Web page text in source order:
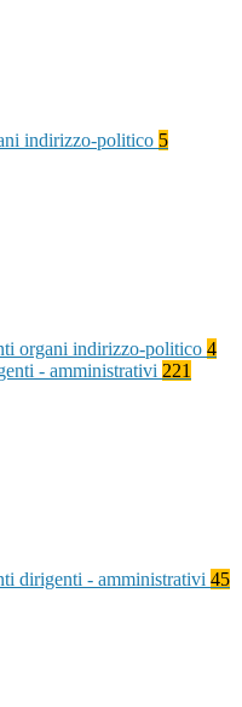
indirizzo-politico 5
organi indirizzo-politico 4
- amministrativi 221
dirigenti - amministrativi 45